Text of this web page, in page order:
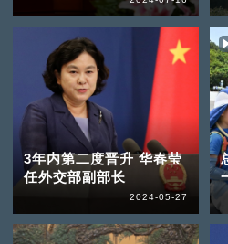
3年内第二度晋升 华春莹
任外交部副部长
2024-05-27